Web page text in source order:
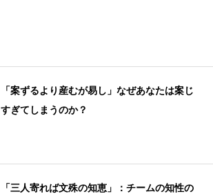
「案ずるより産むが易し」なぜあなたは案じ
すぎてしまうのか？
「三人寄れば文殊の知恵」：チームの知性の